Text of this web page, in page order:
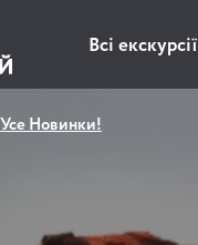
Всі екскурсії
Усе Новинки!